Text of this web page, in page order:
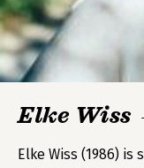
Elke Wiss
Elke Wiss (1986)